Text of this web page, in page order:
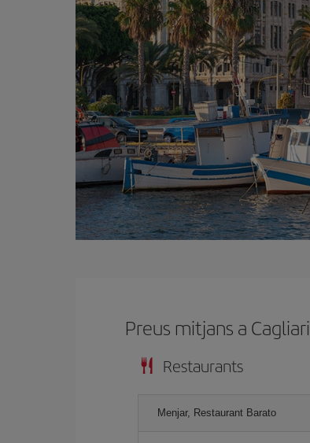
Preus mitjans a Cagliari
Restaurants
Menjar, Restaurant Barato